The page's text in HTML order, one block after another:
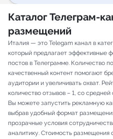
Каталог Телеграм-
размещений
Италия — это Telegam канал в
который предлагает эффективные
постов в Телеграмме. Количество
качественный контент помогают
аудитории и увеличивать охват.
количество отзывов – 1, со средней
Вы можете запустить рекламную
выбрав удобный формат
прозрачные условия
аналитику. Стоимость размещения